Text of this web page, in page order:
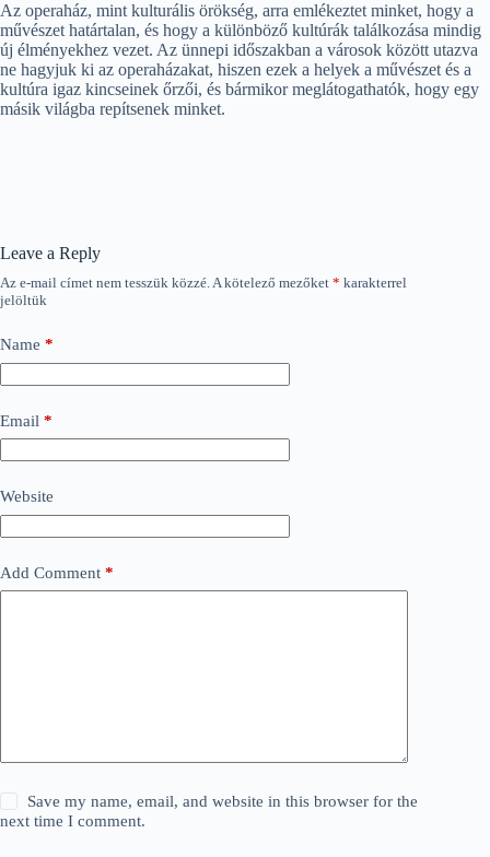
Az operaház, mint kulturális örökség, arra emlékeztet minket, hogy a
művészet határtalan, és hogy a különböző kultúrák találkozása mindig
új élményekhez vezet. Az ünnepi időszakban a városok között utazva
ne hagyjuk ki az operaházakat, hiszen ezek a helyek a művészet és a
kultúra igaz kincseinek őrzői, és bármikor meglátogathatók, hogy egy
másik világba repítsenek minket.
Leave a Reply
Az e-mail címet nem tesszük közzé.A kötelező mezőket * karakterrel
jelöltük
Name *
Email *
Website
Add Comment *
Save my name, email, and website in this browser for the
next time I comment.